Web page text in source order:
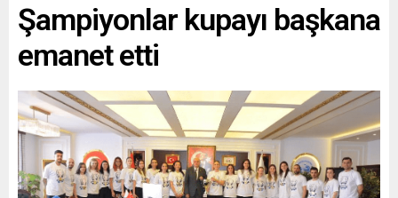
Şampiyonlar kupayı başkana
emanet etti